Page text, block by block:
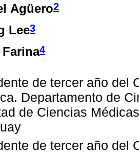
Agüero2
Lee3
Farina4
de tercer año del
Departamento de
de Ciencias
de tercer año del